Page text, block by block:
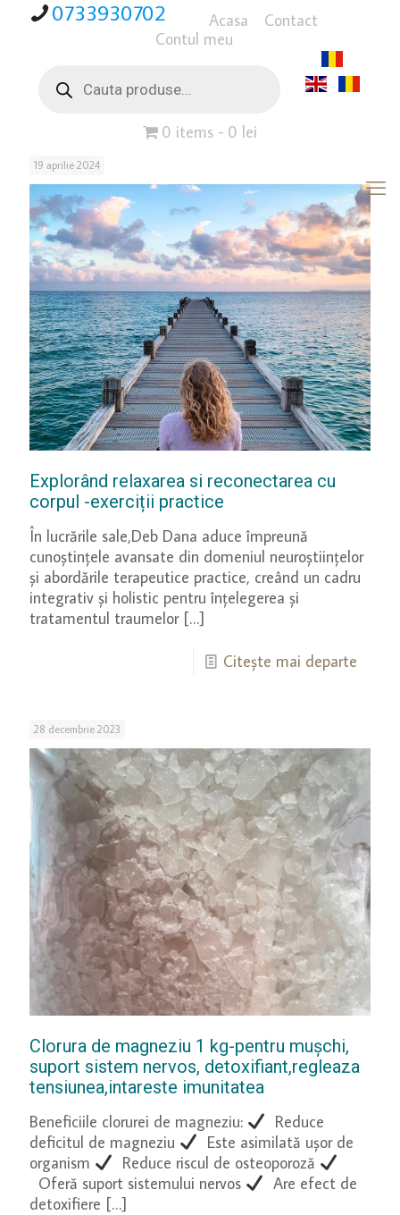
0733930702 Acasa
Contact
Contul meu
search
0 items 0 lei
19 aprilie 2024
Explorând relaxarea si reconectarea cu
corpul -exerciții practice
În lucrările sale,Deb Dana aduce împreună
cunoștințele avansate din domeniul neuroștiințelor
și abordările terapeutice practice, creând un cadru
integrativ și holistic pentru înțelegerea și
tratamentul traumelor[…]
Citește mai departe
28 decembrie 2023
Clorura de magneziu 1 kg-pentru mușchi,
suport sistem nervos, detoxifiant,regleaza
tensiunea,intareste imunitatea
Beneficiile clorurei de magneziu:
Reduce
deficitul de magneziu
Este asimilată uşor de
organism
Reduce riscul de osteoporoză
Oferă suport sistemului nervos
Are efect de
detoxifiere […]